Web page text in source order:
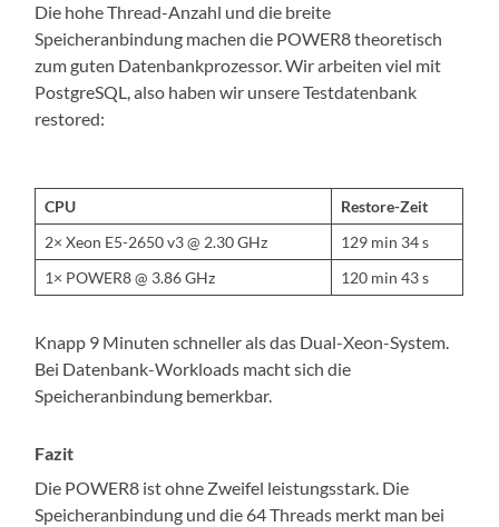
Die hohe Thread-Anzahl und die breite
Speicheranbindung machen die POWER8 theoretisch
zum guten Datenbankprozessor. Wir arbeiten viel mit
PostgreSQL, also haben wir unsere Testdatenbank
restored:
CPU
Restore-Zeit
2× Xeon E5-2650 v3 @ 2.30 GHz
129 min 34 s
1× POWER8 @ 3.86 GHz
120 min 43 s
Knapp 9 Minuten schneller als das Dual-Xeon-System.
Bei Datenbank-Workloads macht sich die
Speicheranbindung bemerkbar.
Fazit
Die POWER8 ist ohne Zweifel leistungsstark. Die
Speicheranbindung und die 64 Threads merkt man bei